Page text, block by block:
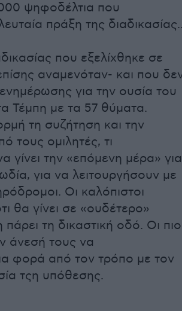
ψηφοδέλτια που
πράξη της
που εξελίχθηκε σε
αναμενόταν- και που
για την ουσία του
Τέμπη με τα 57 θύματα.
τη συζήτηση και την
τους ομιλητές, τι
γίνει την «επόμενη μέρα» για
για να λειτουργήσουν με
Οι καλόπιστοι
θα γίνει σε «ουδέτερο»
τη δικαστική οδό. Οι πιο
άνεσή τους να
φορά από τον τρόπο με τον
τςη υπόθεσης.